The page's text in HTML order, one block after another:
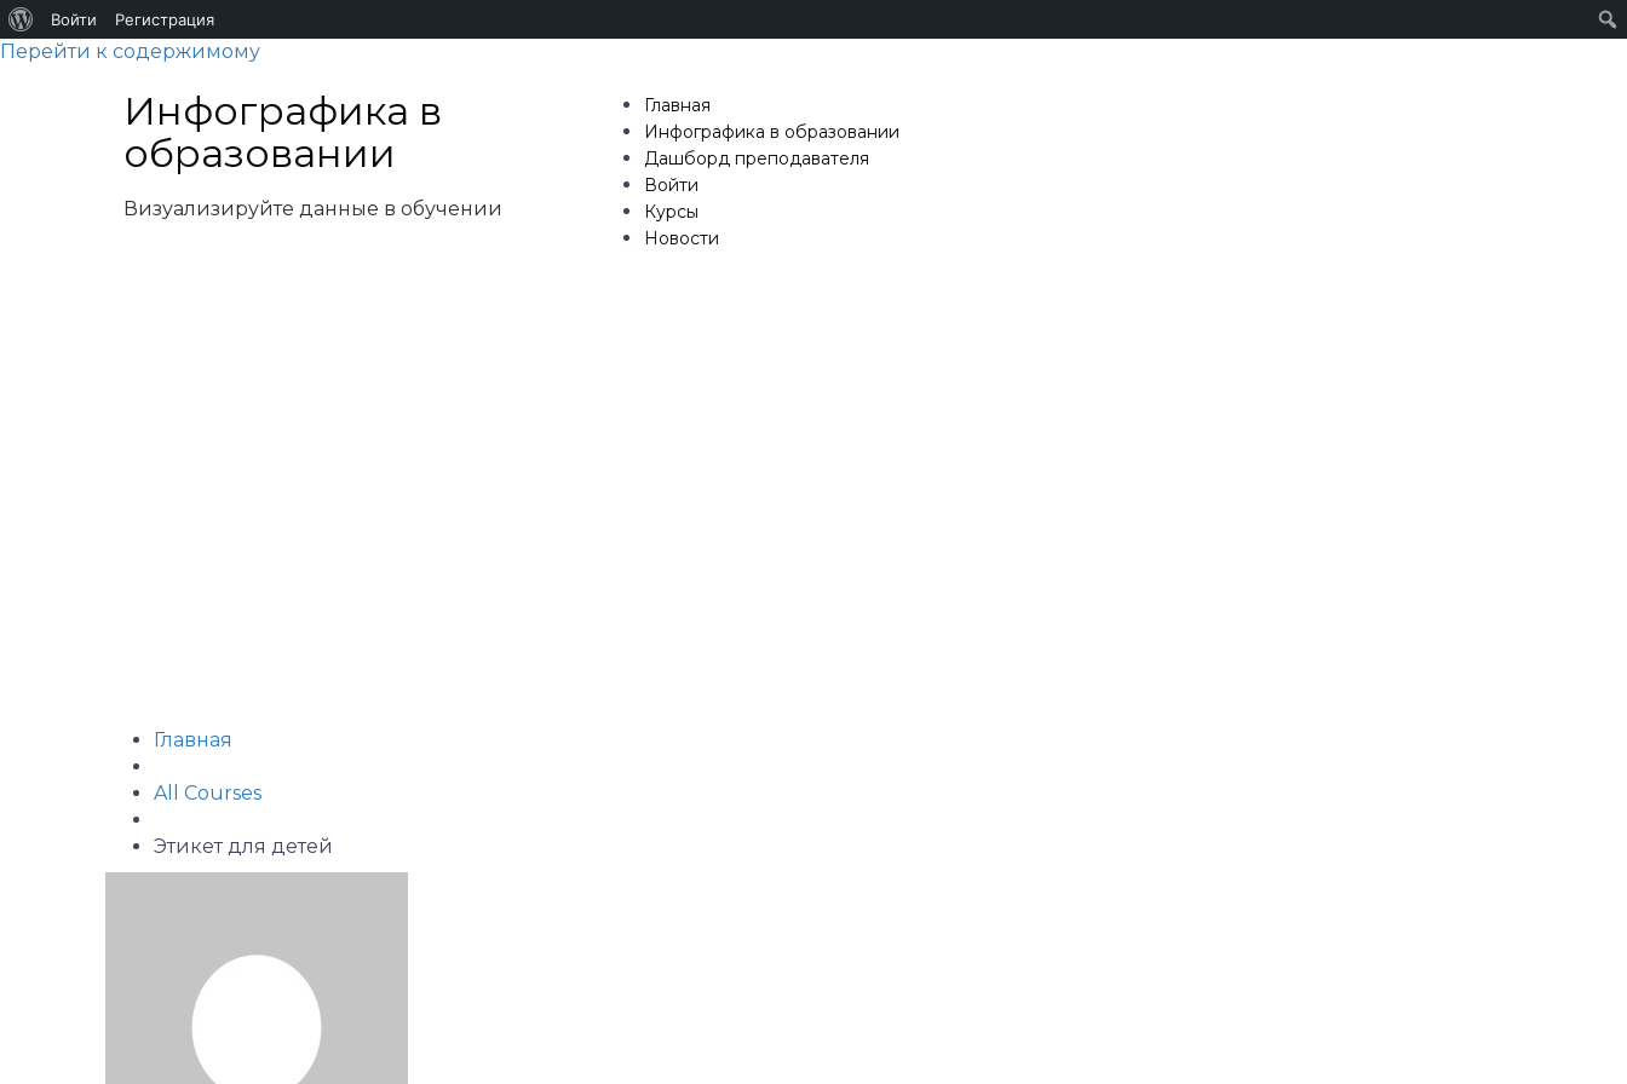
WordPress
Войти Регистрация
Перейти к содержимому
Инфографика в
образовании
Визуализируйте данные в обучении
Главная
Инфографика в образовании
Дашборд преподавателя
Войти
Курсы
Новости
Главная
All Courses
Этикет для детей